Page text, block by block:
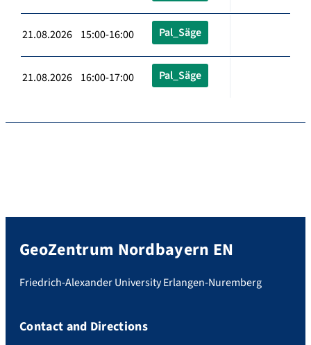
21.08.2026 15:00-16:00 Pal_Säge
21.08.2026 16:00-17:00 Pal_Säge
GeoZentrum Nordbayern EN
Friedrich-Alexander University Erlangen-Nuremberg
Contact and Directions